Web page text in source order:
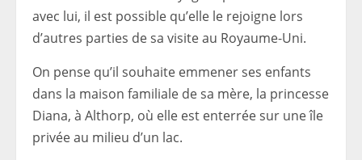
avec lui, il est possible qu’elle le rejoigne lors
d’autres parties de sa visite au Royaume-Uni.
On pense qu’il souhaite emmener ses enfants
dans la maison familiale de sa mère, la princesse
Diana, à Althorp, où elle est enterrée sur une île
privée au milieu d’un lac.